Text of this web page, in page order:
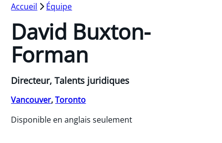
Accueil Équipe
David Buxton-
Forman
Directeur, Talents juridiques
Vancouver,Toronto
Disponible en anglais seulement